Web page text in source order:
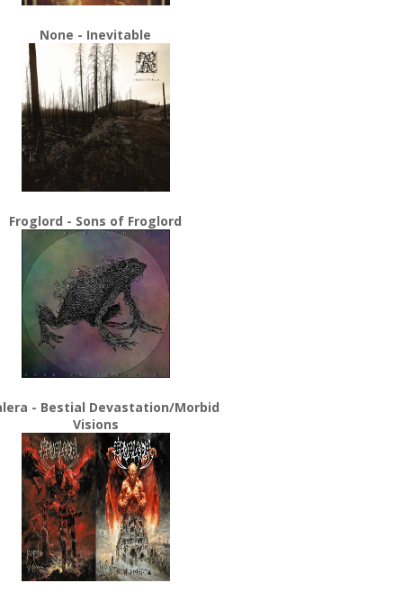
None - Inevitable
Froglord - Sons of Froglord
- Bestial Devastation/Morbid
Visions